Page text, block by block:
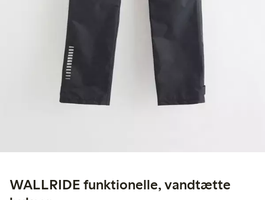
WALLRIDE funktionelle, vandtætte